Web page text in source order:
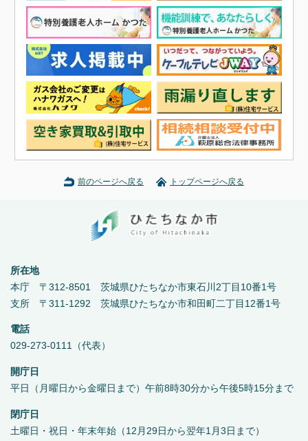
前のページへ戻る トップページへ戻る
所在地
本庁 〒312-8501 茨城県ひたちなか市東石川2丁目10番1号
支所 〒311-1292 茨城県ひたちなか市和田町二丁目12番1号
電話
029-273-0111（代表）
開庁日
平日（月曜日から金曜日まで）午前8時30分から午後5時15分まで
閉庁日
土曜日・祝日・年末年始（12月29日から翌年1月3日まで）